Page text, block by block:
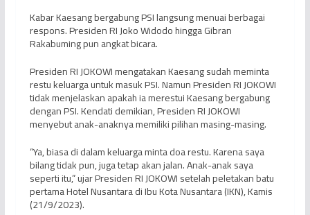
Kabar Kaesang bergabung PSI langsung menuai berbagai
respons. Presiden RI Joko Widodo hingga Gibran
Rakabuming pun angkat bicara.
Presiden RI JOKOWI mengatakan Kaesang sudah meminta
restu keluarga untuk masuk PSI. Namun Presiden RI JOKOWI
tidak menjelaskan apakah ia merestui Kaesang bergabung
dengan PSI. Kendati demikian, Presiden RI JOKOWI
menyebut anak-anaknya memiliki pilihan masing-masing.
“Ya, biasa di dalam keluarga minta doa restu. Karena saya
bilang tidak pun, juga tetap akan jalan. Anak-anak saya
seperti itu,” ujar Presiden RI JOKOWI setelah peletakan batu
pertama Hotel Nusantara di Ibu Kota Nusantara (IKN), Kamis
(21/9/2023).